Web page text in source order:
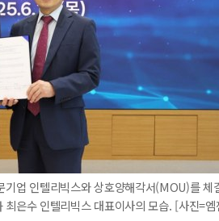
업 인텔리빅스와 상호양해각서(MOU)를 체
은수 인텔리빅스 대표이사의 모습. [사진=엠